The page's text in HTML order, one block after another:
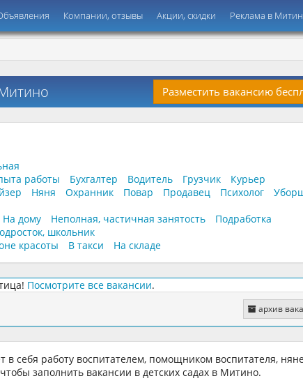
Компании, отзывы Акции, скидки Реклама в
Разместить вакансию
работы Бухгалтер Водитель Грузчик
Курьер
Няня Охранник Повар Продавец Психолог
На дому Неполная, частичная занятость
Подработка
школьник
красоты В такси На складе
Посмотрите все вакансии.
архив
в себя работу воспитателем, помощником воспитателя,
заполнить вакансии в детских садах в Митино.